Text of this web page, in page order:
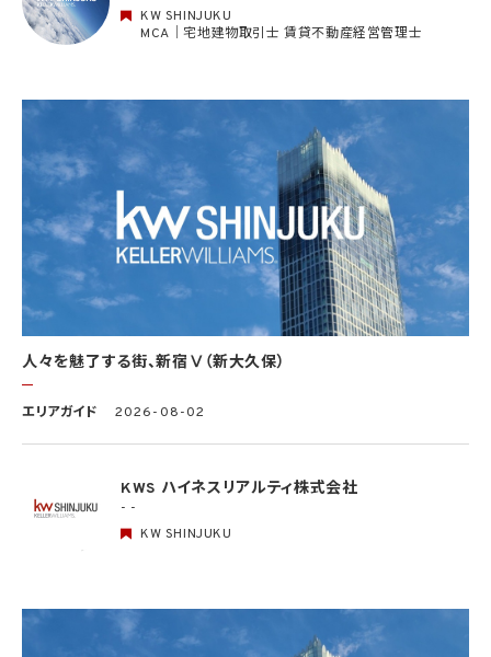
3. 個人情報利用目的の変更
4. 個人情報利用の制限
4.1 当社は、個人情報保護法その他の法令により許容される場合を除き、本人の同意を得
ず、利用目的の達成に必要な範囲を超えて個人情報を取り扱いません。但し、次の場合は
この限りではありません。
(1) 法令に基づく場合
(2) 人の生命、身体又は財産の保護のために必要がある場合であって、本人の同意を得
ることが困難であるとき
(3) 公衆衛生の向上又は児童の健全な育成の推進のために特に必要がある場合であっ
て、本人の同意を得ることが困難であるとき
(4) 国の機関もしくは地方公共団体又はその委託を受けた者が法令の定める事務を遂
行することに対して協力する必要がある場合であって、本人の同意を得ることにより当該
事務の遂行に支障を及ぼすおそれがあるとき
個人データを学術研究目的で取り扱う必要があるとき（当該個人データを取り扱う目的
ある場合を除きます。）。
4.2 当社は、違法又は不当な行為を助長し、又は誘発するおそれがある方法により個人
5. 個人情報の適正な取得
5.1 当社は、適正に個人情報を取得し、偽りその他不正の手段により取得しません。
(1) 第4.1項第1号から第4号までのいずれかに該当する場合
(2) 学術研究機関等から要配慮個人情報を取得する場合であって、当該要配慮個人情報
を学術研究目的で取得する必要があるとき（当該要配慮個人情報を取得する目的の一
KW SHINJUKU
MCA｜宅地建物取引士 賃貸不動産経営管理士
人々を魅了する街、新宿Ⅴ（新大久保）
エリアガイド 2026-08-02
KWS ハイネスリアルティ株式会社
- -
KW SHINJUKU